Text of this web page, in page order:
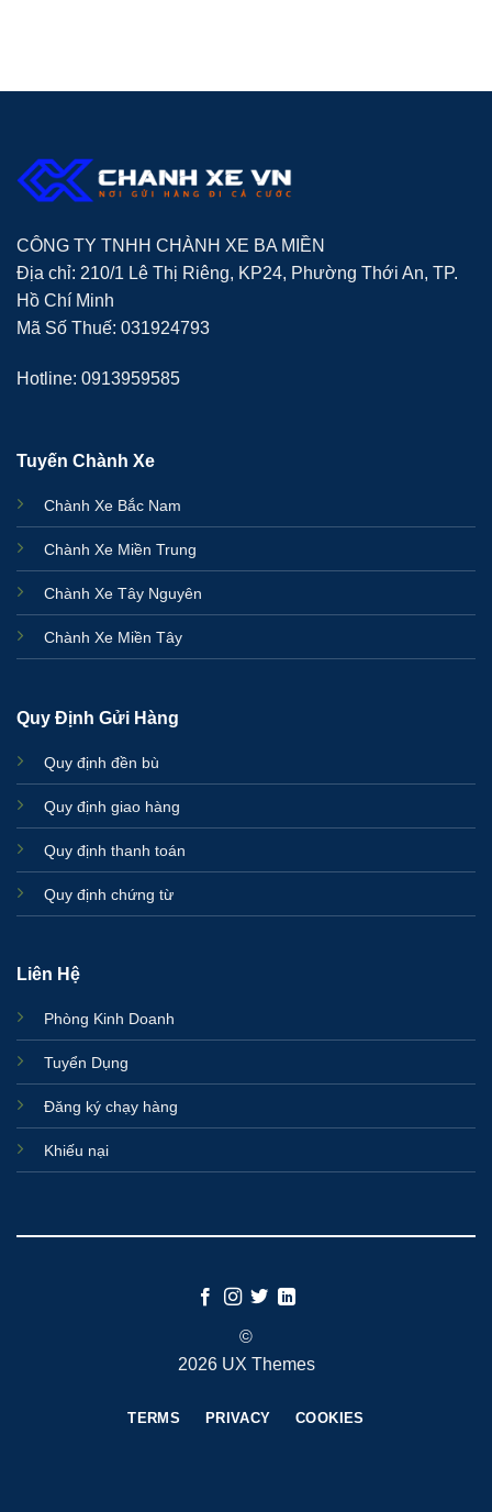
CÔNG TY TNHH CHÀNH XE BA MIỀN
Địa chỉ: 210/1 Lê Thị Riêng, KP24, Phường Thới An, TP.
Hồ Chí Minh
Mã Số Thuế: 031924793
Hotline: 0913959585
Tuyến Chành Xe
Chành Xe Bắc Nam
Chành Xe Miền Trung
Chành Xe Tây Nguyên
Chành Xe Miền Tây
Quy Định Gửi Hàng
Quy định đền bù
Quy định giao hàng
Quy định thanh toán
Quy định chứng từ
Liên Hệ
Phòng Kinh Doanh
Tuyển Dụng
Đăng ký chạy hàng
Khiếu nại
©
2026 UX Themes
TERMS PRIVACY COOKIES